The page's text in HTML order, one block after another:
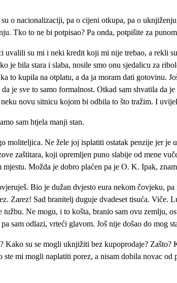
o nacionalizaciji, pa o cijeni otkupa, pa o
Tko to ne bi potpisao? Pa onda, potpišite za
su mi i neki kredit koji mi nije trebao, a rekli
je bila stara i slaba, nosile smo onu sjedalicu za
to kupila na otplatu, a da ja moram dati gotovinu.
je sve to samo formalnost. Otkad sam shvatila da
novu sitnicu kojom bi odbila to što tražim. I
sam htjela manji stan.
moliteljica. Ne žele joj isplatiti ostatak penzije jer
zaštitara, koji opremljen puno slabije od mene
Možda je dobro plaćen pa je O. K. Ipak,
Bio je dužan dvjesto eura nekom čovjeku,
Zarez! Sad branitelj duguje dvadeset tisuća.
Ne mogu, i to košta, branio sam ovu zemlju,
sam odlazi, vrteći glavom. Još nije došao do mog
Kako su se mogli uknjižiti bez kupoprodaje?
mi mogli naplatiti porez, a nisam dobila novac